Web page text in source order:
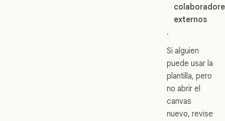
externos
.
Si alguien
puede usar la
plantilla, pero
no abrir el
canvas
nuevo, revise